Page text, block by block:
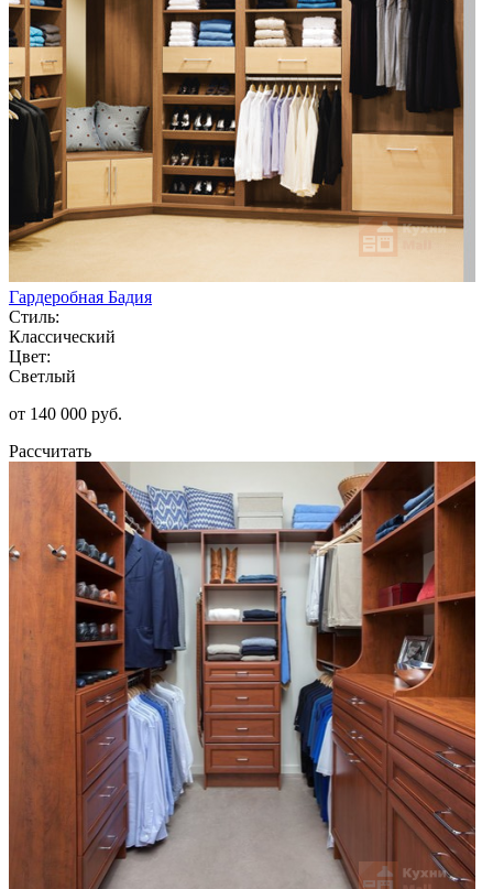
Гардеробная Бадия
Стиль:
Классический
Цвет:
Светлый
от 140 000 руб.
Рассчитать